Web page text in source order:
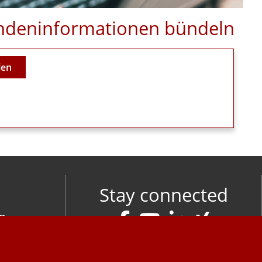
bündeln
Stay connected